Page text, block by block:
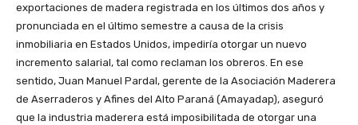
exportaciones de madera registrada en los últimos dos años y
pronunciada en el último semestre a causa de la crisis
inmobiliaria en Estados Unidos, impediría otorgar un nuevo
incremento salarial, tal como reclaman los obreros. En ese
sentido, Juan Manuel Pardal, gerente de la Asociación Maderera
de Aserraderos y Afines del Alto Paraná (Amayadap), aseguró
que la industria maderera está imposibilitada de otorgar una